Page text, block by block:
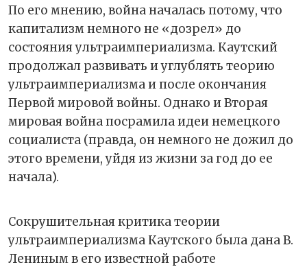
По его мнению, война началась потому, что
капитализм немного не «дозрел» до
состояния ультраимпериализма. Каутский
продолжал развивать и углублять теорию
ультраимпериализма и после окончания
Первой мировой войны. Однако и Вторая
мировая война посрамила идеи немецкого
социалиста (правда, он немного не дожил до
этого времени, уйдя из жизни за год до ее
начала).
Сокрушительная критика теории
ультраимпериализма Каутского была дана В.
Лениным в его известной работе